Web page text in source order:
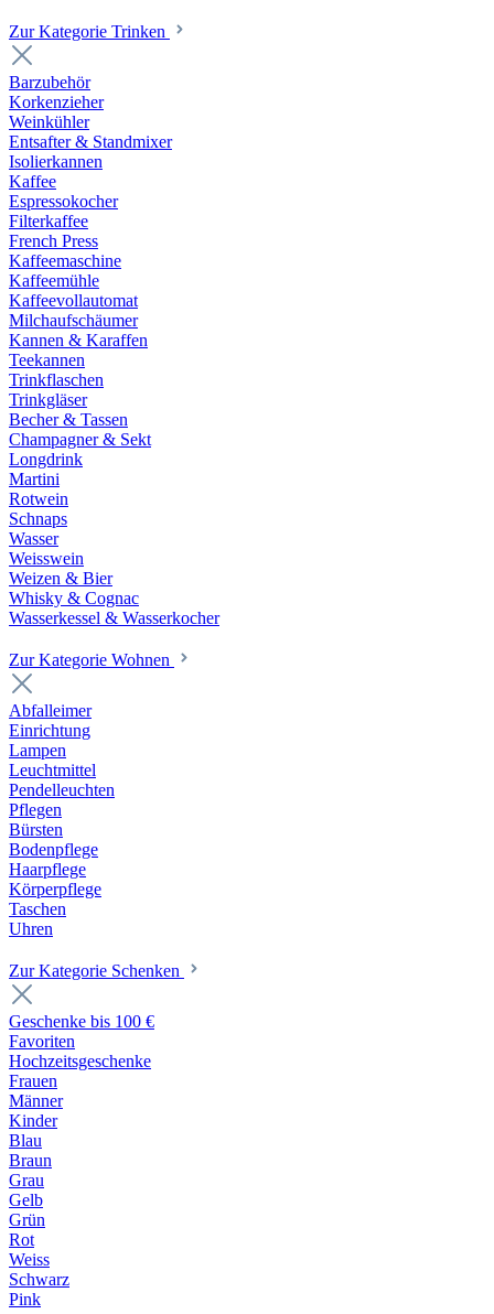
Zur Kategorie Trinken
Barzubehör
Korkenzieher
Weinkühler
Entsafter & Standmixer
Isolierkannen
Kaffee
Espressokocher
Filterkaffee
French Press
Kaffeemaschine
Kaffeemühle
Kaffeevollautomat
Milchaufschäumer
Kannen & Karaffen
Teekannen
Trinkflaschen
Trinkgläser
Becher & Tassen
Champagner & Sekt
Longdrink
Martini
Rotwein
Schnaps
Wasser
Weisswein
Weizen & Bier
Whisky & Cognac
Wasserkessel & Wasserkocher
Zur Kategorie Wohnen
Abfalleimer
Einrichtung
Lampen
Leuchtmittel
Pendelleuchten
Pflegen
Bürsten
Bodenpflege
Haarpflege
Körperpflege
Taschen
Uhren
Zur Kategorie Schenken
Geschenke bis 100 €
Favoriten
Hochzeitsgeschenke
Frauen
Männer
Kinder
Blau
Braun
Grau
Gelb
Grün
Rot
Weiss
Schwarz
Pink